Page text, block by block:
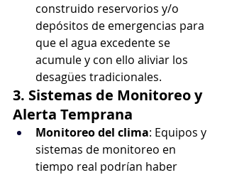
construido reservorios y/o
depósitos de emergencias para
que el agua excedente se
acumule y con ello aliviar los
desagües tradicionales.
3. Sistemas de Monitoreo y
Alerta Temprana
Monitoreo del clima: Equipos y
sistemas de monitoreo en
tiempo real podrían haber